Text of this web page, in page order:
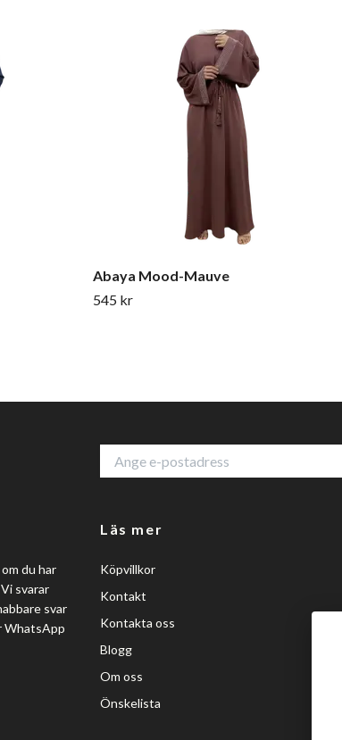
Abaya Mood-Mauve
545 kr
du har
svarar
svar
WhatsApp
Läs mer
Köpvillkor
Kontakt
Kontakta oss
Blogg
Om oss
Önskelista